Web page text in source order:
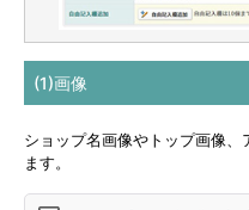
(1)画像
ショップ名画像やトップ画像、
ます。